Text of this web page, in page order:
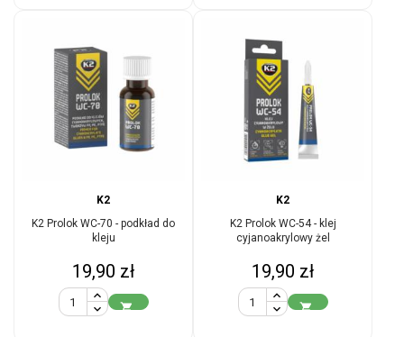
K2
K2 Prolok WC-70 - podkład do
kleju
Cena
19,90 zł

K2
K2 Prolok WC-54 - klej
cyjanoakrylowy żel
Cena
19,90 zł
